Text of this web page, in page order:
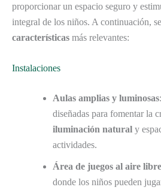
proporcionar un espacio seguro y
integral de los niños. A continuación,
características más relevantes:
Instalaciones
Aulas amplias y luminosas
diseñadas para fomentar la
iluminación natural y
actividades.
Área de juegos al aire libre
donde los niños pueden